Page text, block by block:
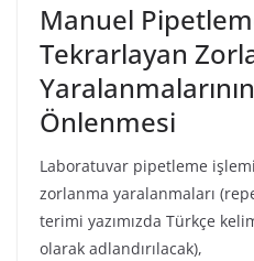
Manuel
Tekrarlayan
Önlenmesi
Laboratuvar pipetleme
zorlanma yaralanmaları
terimi yazımızda Türkçe
olarak adlandırılacak),